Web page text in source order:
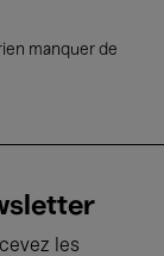
manquer de
les